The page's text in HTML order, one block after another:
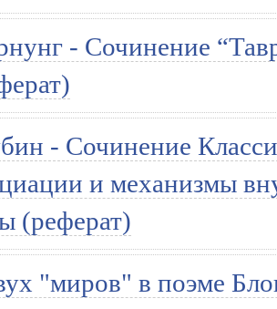
- Сочинение
- Сочинение
и механизмы
(реферат)
"миров" в поэме